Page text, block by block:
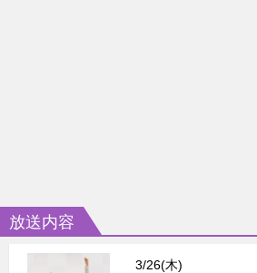
放送内容
3/26(木)